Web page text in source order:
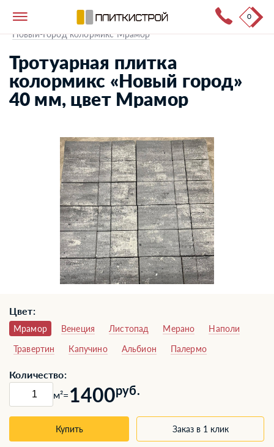
0
Тротуарная плитка → Каталог продукции
Новый-Город колормикс Мрамор
Тротуарная плитка
колормикс «Новый город»
40 мм, цвет Мрамор
Цвет:
Мрамор Венеция Листопад Мерано
Наполи
Травертин
Капучино Альбион Палермо
Количество:
м²= 1400руб.
Купить Заказ в 1 клик